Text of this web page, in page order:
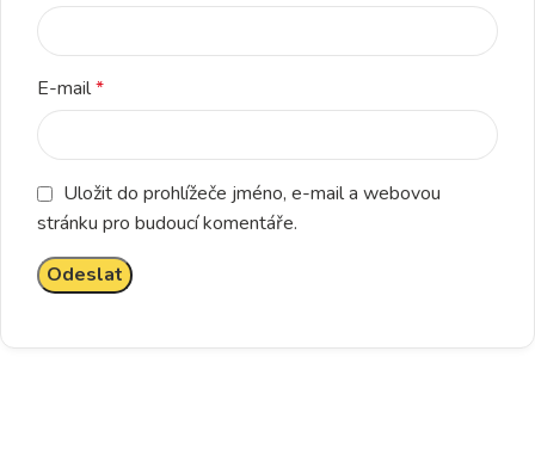
E-mail*
Uložit do prohlížeče jméno, e-mail a webovou
stránku pro budoucí komentáře.